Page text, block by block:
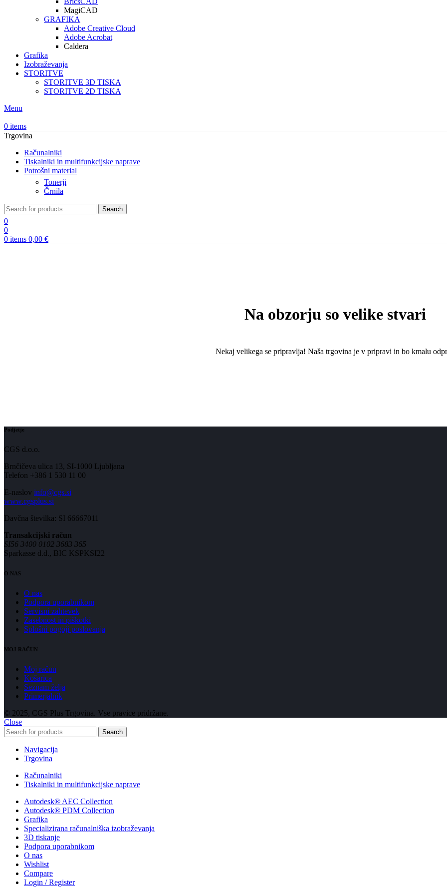
MagiCAD
GRAFIKA
Adobe Creative Cloud
Adobe Acrobat
Caldera
Grafika
Izobraževanja
STORITVE
STORITVE 3D TISKA
STORITVE 2D TISKA
Menu
0 items
Trgovina
Računalniki
Tiskalniki in multifunkcijske naprave
Potrošni material
Tonerji
Črnila
Search
0
0
0 items 0,00 €
Na obzorju so velike stvari
Nekaj ​​velikega se pripravlja! Naša trgovina je v pripravi in ​​bo kmalu
Podjetje
CGS d.o.o.
Brnčičeva ulica 13, SI-1000 Ljubljana
Telefon +386 1 530 11 00
E-naslov info@cgs.si
www.cgsplus.si
Davčna številka: SI 66667011
Transakcijski račun
SI56 3400 0102 3683 365
Sparkasse d.d., BIC KSPKSI22
O NAS
O nas
Podpora uporabnikom
Servisni zahtevek
Zasebnost in piškotki
Splošni pogoji poslovanja
MOJ RAČUN
Moj račun
Košarica
Seznam želja
Primerjalnik
© 2025, CGS Plus Trgovina. Vse pravice pridržane.
Close
Search
Navigacija
Trgovina
Računalniki
Tiskalniki in multifunkcijske naprave
Autodesk® AEC Collection
Autodesk® PDM Collection
Grafika
Specializirana računalniška izobraževanja
3D tiskanje
Podpora uporabnikom
O nas
Wishlist
Compare
Login / Register